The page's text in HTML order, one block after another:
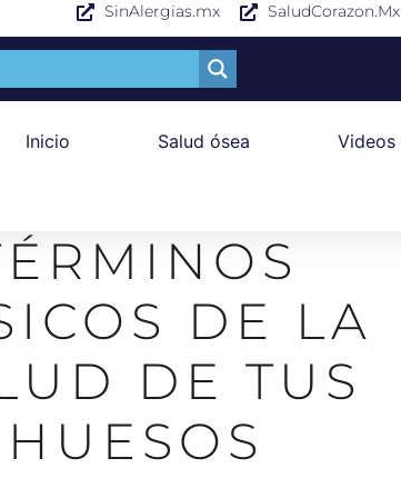
SinAlergias.mx SaludCorazon.Mx
Inicio Salud ósea Videos
DE LA
DE TUS
HUESOS